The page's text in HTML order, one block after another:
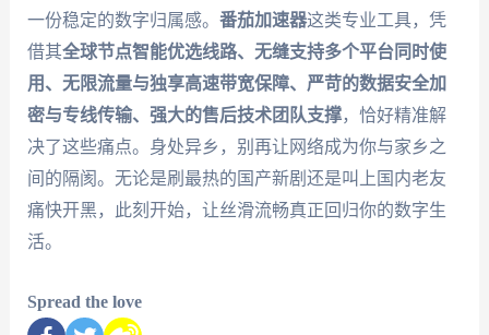
一份稳定的数字归属感。 番茄加速器这类专业工具，凭
借其全球节点智能优选线路、无缝支持多个平台同时使
用、无限流量与独享高速带宽保障、严苛的数据安全加
密与专线传输、强大的售后技术团队支撑，恰好精准解
决了这些痛点。身处异乡，别再让网络成为你与家乡之
间的隔阂。无论是刷最热的国产新剧还是叫上国内老友
痛快开黑，此刻开始，让丝滑流畅真正回归你的数字生
活。
Spread the love